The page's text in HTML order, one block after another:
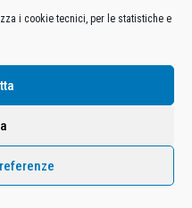
i cookie tecnici, per le statistiche e